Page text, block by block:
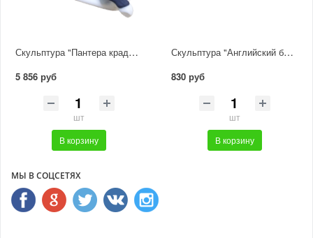
Скульптура "Пантера крадется"
5 856 руб
шт
В корзину
Скульптура "Английский бульдог"
830 руб
шт
В корзину
МЫ В СОЦСЕТЯХ